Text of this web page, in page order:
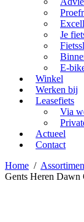
Je
E-
Winkel
Werken bij
Leasefiets
Via
Actueel
Contact
Home /
Gents Heren